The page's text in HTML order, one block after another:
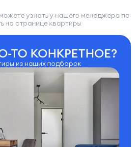
узнать у нашего менеджера по
на странице квартиры
ТО КОНКРЕТНОЕ?
из наших подборок